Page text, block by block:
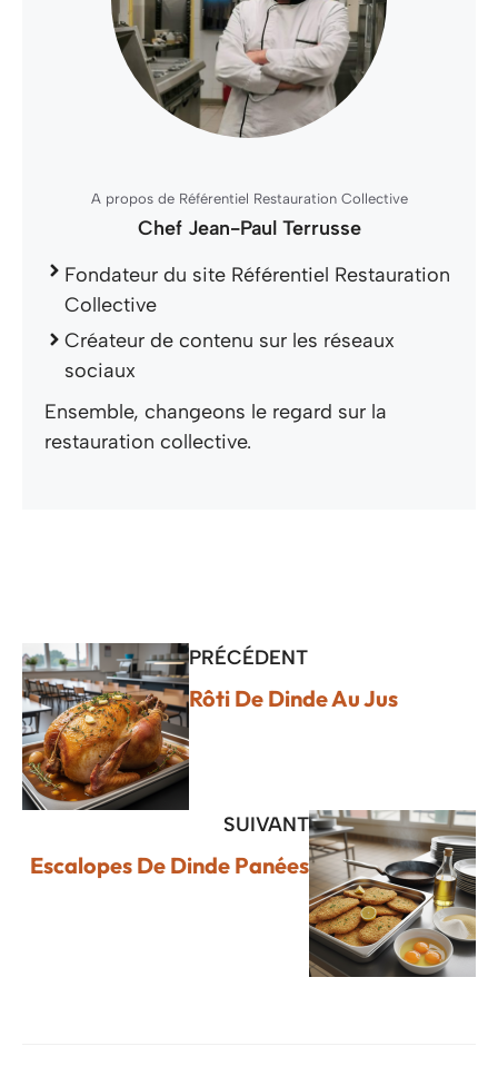
A propos de Référentiel Restauration Collective
Chef Jean-Paul Terrusse
Fondateur du site Référentiel Restauration
Collective
Créateur de contenu sur les réseaux
sociaux
Ensemble, changeons le regard sur la
restauration collective.
PRÉCÉDENT
Rôti De Dinde Au Jus
SUIVANT
Escalopes De Dinde Panées